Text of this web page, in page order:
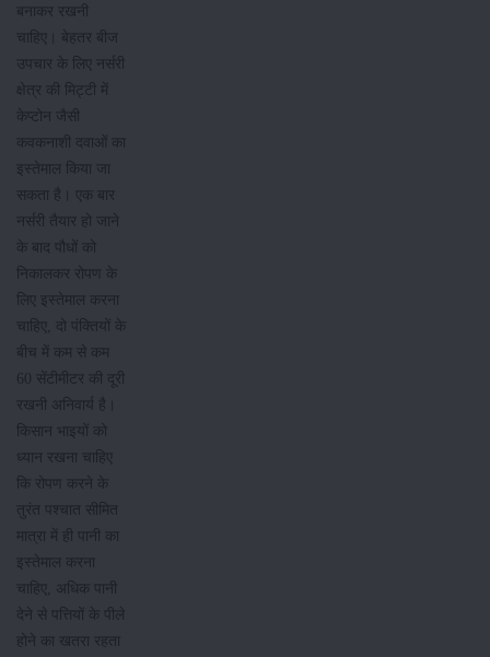
बनाकर रखनी
चाहिए। बेहतर बीज
उपचार के लिए नर्सरी
क्षेत्र की मिट्टी में
केप्टोन जैसी
कवकनाशी दवाओं का
इस्तेमाल किया जा
सकता है। एक बार
नर्सरी तैयार हो जाने
के बाद पौधों को
निकालकर रोपण के
लिए इस्तेमाल करना
चाहिए, दो पंक्तियों के
बीच में कम से कम
60 सेंटीमीटर की दूरी
रखनी अनिवार्य है।
किसान भाइयों को
ध्यान रखना चाहिए
कि रोपण करने के
तुरंत पश्चात सीमित
मात्रा में ही पानी का
इस्तेमाल करना
चाहिए, अधिक पानी
देने से पत्तियों के पीले
होने का खतरा रहता